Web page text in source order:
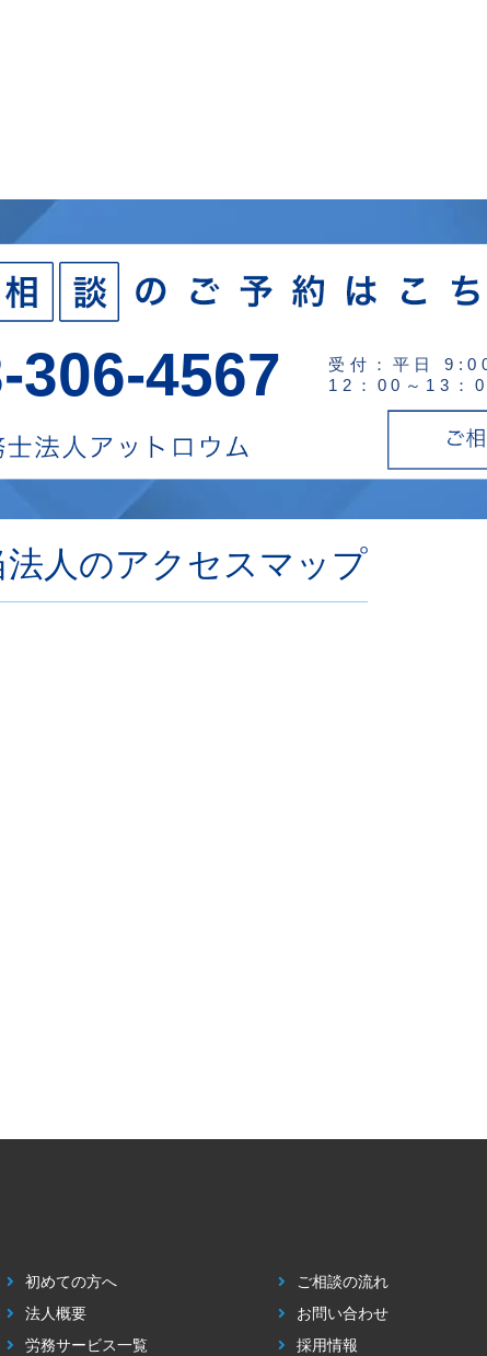
306-4567
受付：平日
12：00～13：
法人のアクセスマップ
ご相談の流れ
お問い合わせ
採用情報
初めての方へ
法人概要
労務サービス一覧